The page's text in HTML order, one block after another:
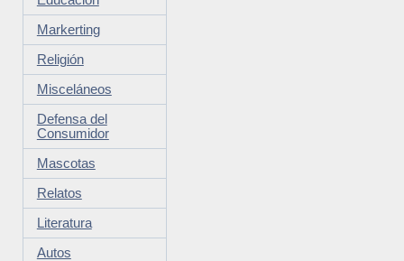
Markerting
Religión
Misceláneos
Defensa del
Consumidor
Mascotas
Relatos
Literatura
Autos